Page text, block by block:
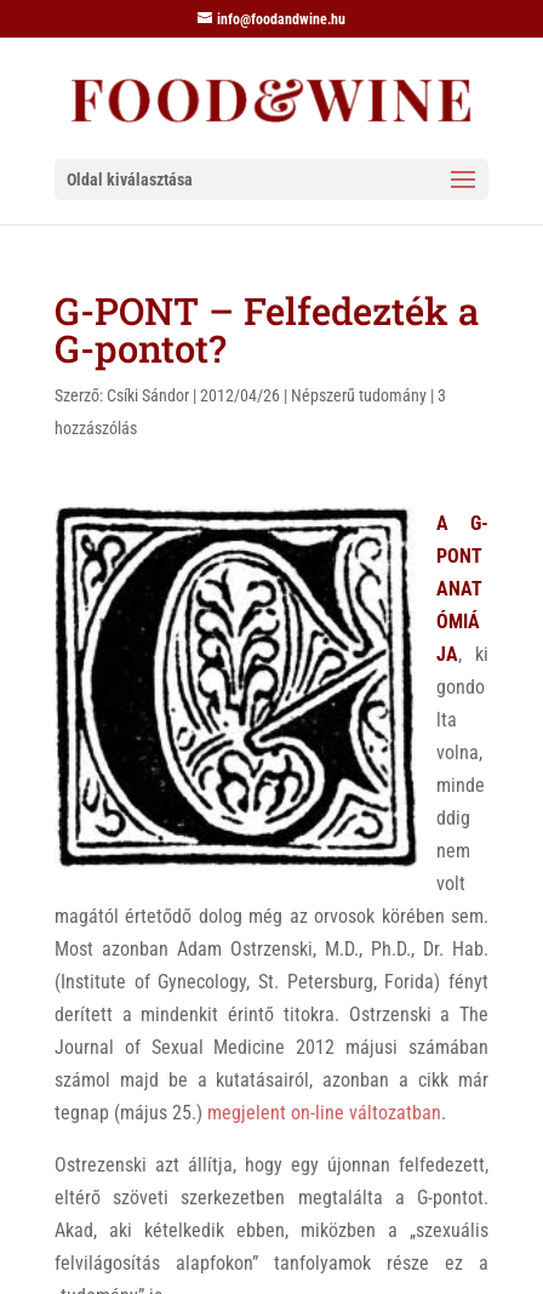
info@foodandwine.hu
Oldal kiválasztása
G-PONT – Felfedezték a
G-pontot?
Szerző: Csíki Sándor|2012/04/26| Népszerű tudomány|3
hozzászólás
A G-
PONT
ANAT
ÓMIÁ
JA, ki
gondo
lta
volna,
minde
ddig
nem
volt
magától értetődő dolog még az orvosok körében sem.
Most azonban Adam Ostrzenski, M.D., Ph.D., Dr. Hab.
(Institute of Gynecology, St. Petersburg, Forida) fényt
derített a mindenkit érintő titokra. Ostrzenski a The
Journal of Sexual Medicine 2012 májusi számában
számol majd be a kutatásairól, azonban a cikk már
tegnap (május 25.) megjelent on-line változatban.
Ostrezenski azt állítja, hogy egy újonnan felfedezett,
eltérő szöveti szerkezetben megtalálta a G-pontot.
Akad, aki kételkedik ebben, miközben a „szexuális
felvilágosítás alapfokon” tanfolyamok része ez a